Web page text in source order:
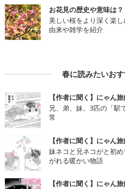
お花見の歴史や意味は？
美しい桜をより深く楽
由来や雑学を紹介
春に読みたいお
【作者に聞く】にゃん
兄、弟、妹、3匹の「駅
常
【作者に聞く】にゃん
妹ネコと兄ネコがと初
がれる暖かい物語
【作者に聞く】にゃん